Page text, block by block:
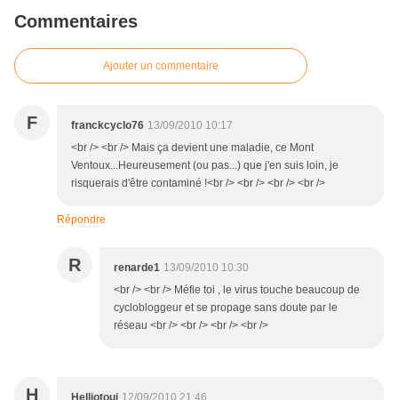
Commentaires
Ajouter un commentaire
F franckcyclo76 13/09/2010 10:17
<br /> <br /> Mais ça devient une maladie, ce Mont
Ventoux...Heureusement (ou pas...) que j'en suis loin, je
risquerais d'être contaminé !<br /> <br /> <br /> <br />
Répondre
R renarde1 13/09/2010 10:30
<br /> <br /> Méfie toi , le virus touche beaucoup de
cyclobloggeur et se propage sans doute par le
réseau <br /> <br /> <br /> <br />
H Helliotoui 12/09/2010 21:46